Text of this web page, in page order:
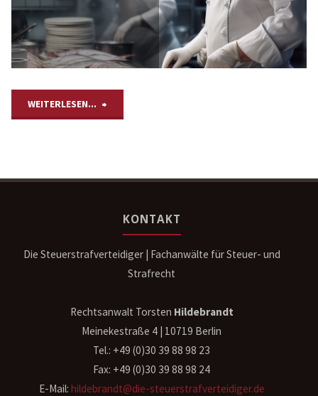
WEITERLESEN...
KONTAKT
Die Steuerstrafverteidiger | Fachanwälte für Steuer- und
Strafrecht
Rechtsanwalt Torsten Hildebrandt
Meinekestraße 4 | 10719 Berlin
Tel.: +49 (0)30 39 88 98 23
Fax: +49 (0)30 39 88 98 24
E-Mail: hildebrandt@die-steuerstrafverteidiger.de